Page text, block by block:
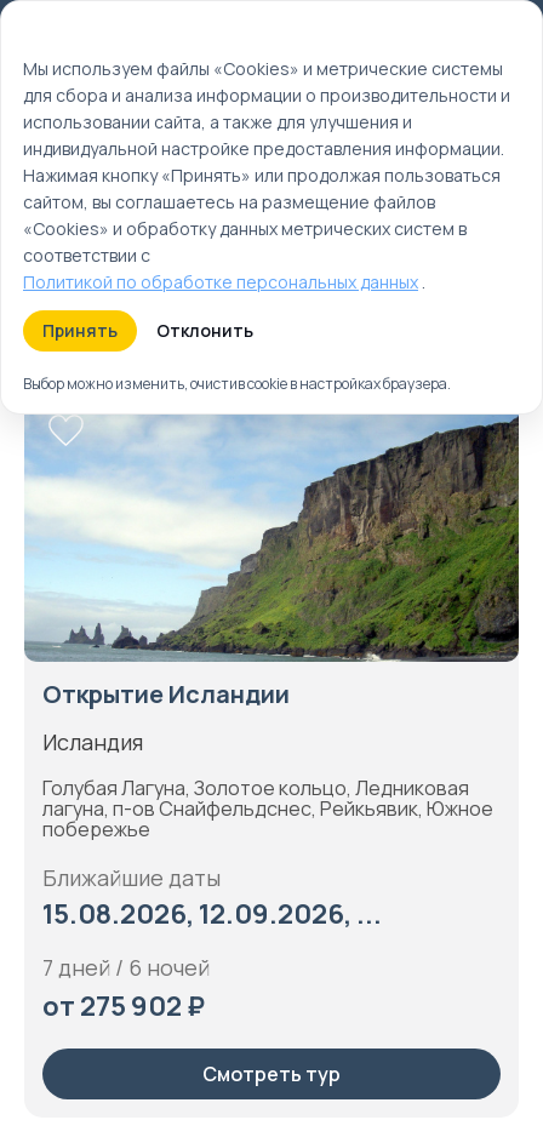
Главная
Туры
Северная Европа
туры | Северная
Европа отдых
Туры Круизы
Открытие Исландии
Исландия
Голубая Лагуна, Золотое кольцо, Ледниковая
лагуна, п-ов Снайфельдснес, Рейкьявик, Южное
побережье
Ближайшие даты
15.08.2026, 12.09.2026, ...
7 дней / 6 ночей
от 275 902 ₽
Смотреть тур
Мы используем файлы «Cookies» и метрические системы
для сбора и анализа информации о производительности и
использовании сайта, а также для улучшения и
индивидуальной настройке предоставления информации.
Нажимая кнопку «Принять» или продолжая пользоваться
сайтом, вы соглашаетесь на размещение файлов
«Cookies» и обработку данных метрических систем в
соответствии с
Политикой по обработке персональных данных.
Принять Отклонить
Выбор можно изменить, очистив cookie в настройках браузера.